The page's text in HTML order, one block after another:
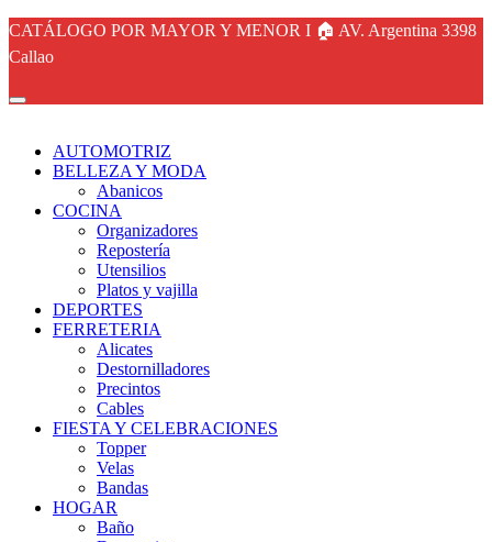
CATÁLOGO POR MAYOR Y MENOR I 🏠 AV. Argentina 3398
Callao
AUTOMOTRIZ
BELLEZA Y MODA
Abanicos
COCINA
Organizadores
Repostería
Utensilios
Platos y vajilla
DEPORTES
FERRETERIA
Alicates
Destornilladores
Precintos
Cables
FIESTA Y CELEBRACIONES
Topper
Velas
Bandas
HOGAR
Baño